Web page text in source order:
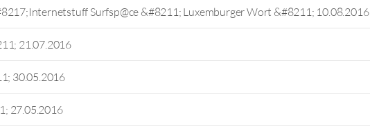
Surfsp@ce &#8211; Luxemburger Wort &#8211; 10.08.2016
21.07.2016
30.05.2016
27.05.2016